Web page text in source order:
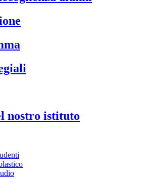
nostro istituto